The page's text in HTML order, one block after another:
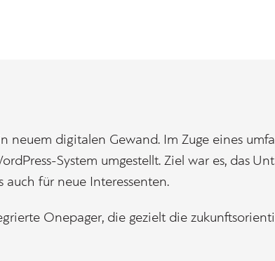
neuem digitalen Gewand. Im Zuge eines
System umgestellt. Ziel war es, das
auch für neue Interessenten.
Onepager, die gezielt die